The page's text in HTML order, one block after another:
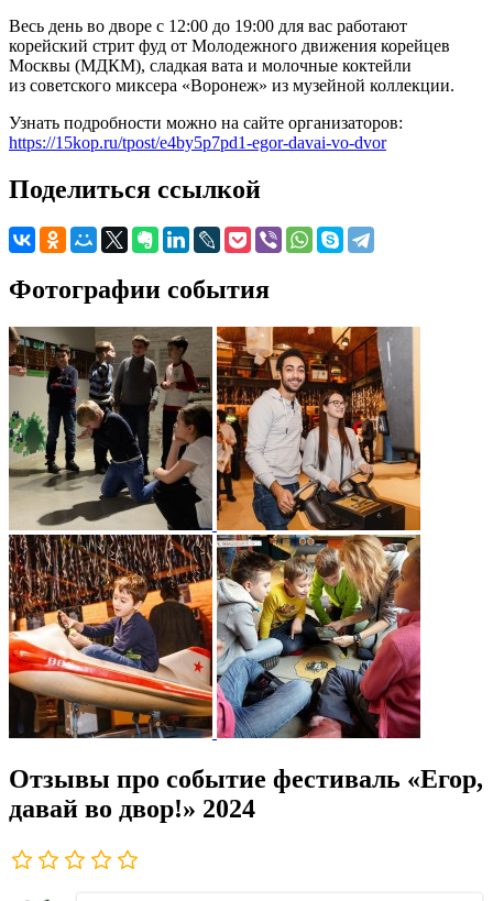
Весь день во дворе с 12:00 до 19:00 для вас работают
корейский стрит фуд от Молодежного движения корейцев
Москвы (МДКМ), сладкая вата и молочные коктейли
из советского миксера «Воронеж» из музейной коллекции.
Узнать подробности можно на сайте организаторов:
https://15kop.ru/tpost/e4by5p7pd1-egor-davai-vo-dvor
Поделиться ссылкой
Фотографии события
Отзывы про событие фестиваль «Егор,
давай во двор!» 2024